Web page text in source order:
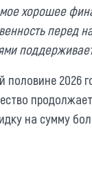
хорошее
перед
половине 2026
на сумму